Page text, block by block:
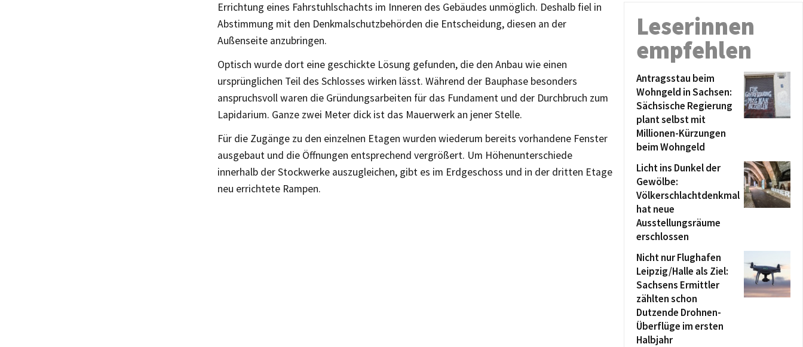
Errichtung eines Fahrstuhlschachts im Inneren des Gebäudes unmöglich. Deshalb fiel in
Abstimmung mit den Denkmalschutzbehörden die Entscheidung, diesen an der
Außenseite anzubringen.
Optisch wurde dort eine geschickte Lösung gefunden, die den Anbau wie einen
ursprünglichen Teil des Schlosses wirken lässt. Während der Bauphase besonders
anspruchsvoll waren die Gründungsarbeiten für das Fundament und der Durchbruch zum
Lapidarium. Ganze zwei Meter dick ist das Mauerwerk an jener Stelle.
Für die Zugänge zu den einzelnen Etagen wurden wiederum bereits vorhandene Fenster
ausgebaut und die Öffnungen entsprechend vergrößert. Um Höhenunterschiede
innerhalb der Stockwerke auszugleichen, gibt es im Erdgeschoss und in der dritten Etage
neu errichtete Rampen.
Leserinnen
empfehlen
Antragsstau beim
Wohngeld in Sachsen:
Sächsische Regierung
plant selbst mit
Millionen-Kürzungen
beim Wohngeld
Licht ins Dunkel der
Gewölbe:
Völkerschlachtdenkmal
hat neue
Ausstellungsräume
erschlossen
Nicht nur Flughafen
Leipzig/Halle als Ziel:
Sachsens Ermittler
zählten schon
Dutzende Drohnen-
Überflüge im ersten
Halbjahr